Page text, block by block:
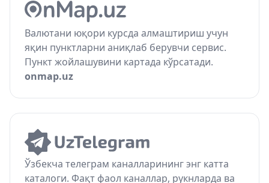
Валютани юқори курсда алмаштириш учун
яқин пунктларни аниқлаб берувчи сервис.
Пункт жойлашувини картада кўрсатади.
onmap.uz
Ўзбекча телеграм каналларининг энг катта
каталоги. Фақт фаол каналлар, рукнларда ва